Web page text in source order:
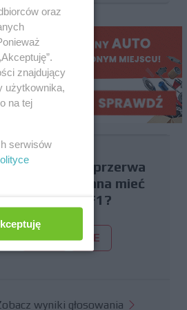
uważasz, że przerwa
powinna mieć
miejsce w F1?
TAK NIE
wyniki głosowania
oraz
znajdujący
użytkownika,
na tej
serwisów